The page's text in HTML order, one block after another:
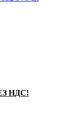
НДС!